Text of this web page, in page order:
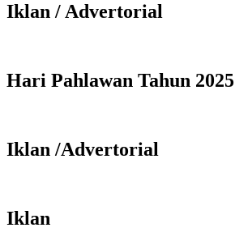
Iklan / Advertorial
Hari Pahlawan Tahun 2025
Iklan /Advertorial
Iklan